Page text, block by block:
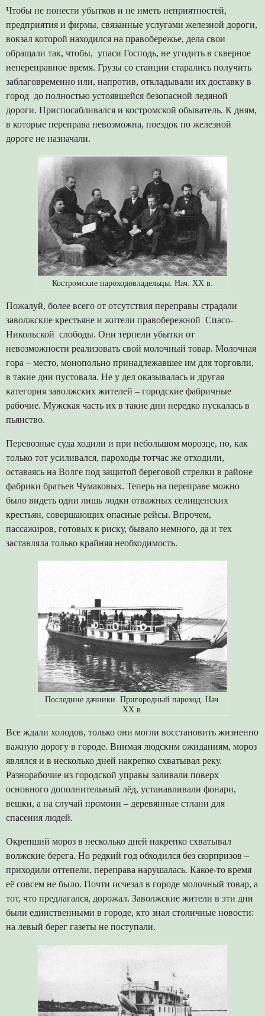
Чтобы не понести убытков и не иметь неприятностей,
предприятия и фирмы, связанные услугами железной дороги,
вокзал которой находился на правобережье, дела свои
обращали так, чтобы, упаси Господь, не угодить в скверное
непереправное время. Грузы со станции старались получить
заблаговременно или, напротив, откладывали их доставку в
город до полностью устоявшейся безопасной ледяной
дороги. Приспосабливался и костромской обыватель. К дням,
в которые переправа невозможна, поездок по железной
дороге не назначали.
Костромские пароходовладельцы. Нач. ХХ в.
Пожалуй, более всего от отсутствия переправы страдали
заволжские крестьяне и жители правобережной Спасо-
Никольской слободы. Они терпели убытки от
невозможности реализовать свой молочный товар. Молочная
гора – место, монопольно принадлежавшее им для торговли,
в такие дни пустовала. Не у дел оказывалась и другая
категория заволжских жителей – городские фабричные
рабочие. Мужская часть их в такие дни нередко пускалась в
пьянство.
Перевозные суда ходили и при небольшом морозце, но, как
только тот усиливался, пароходы тотчас же отходили,
оставаясь на Волге под защитой береговой стрелки в районе
фабрики братьев Чумаковых. Теперь на переправе можно
было видеть одни лишь лодки отважных селищенских
крестьян, совершающих опасные рейсы. Впрочем,
пассажиров, готовых к риску, бывало немного, да и тех
заставляла только крайняя необходимость.
Последние дачники. Пригородный пароход. Нач.
ХХ в.
Все ждали холодов, только они могли восстановить жизненно
важную дорогу в городе. Внимая людским ожиданиям, мороз
являлся и в несколько дней накрепко схватывал реку.
Разнорабочие из городской управы заливали поверх
основного дополнительный лёд, устанавливали фонари,
вешки, а на случай промоин – деревянные стлани для
спасения людей.
Окрепший мороз в несколько дней накрепко схватывал
волжские берега. Но редкий год обходился без сюрпризов –
приходили оттепели, переправа нарушалась. Какое-то время
её совсем не было. Почти исчезал в городе молочный товар, а
тот, что предлагался, дорожал. Заволжские жители в эти дни
были единственными в городе, кто знал столичные новости:
на левый берег газеты не поступали.